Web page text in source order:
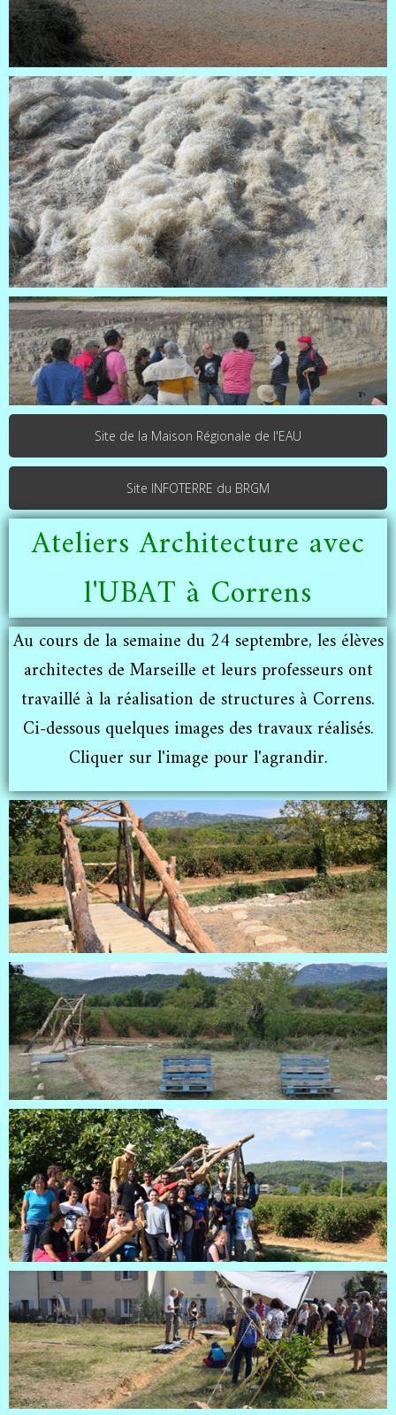
Site de la Maison Régionale de l'EAU
Site INFOTERRE du BRGM
Ateliers Architecture avec
l'UBAT à Correns
Au cours de la semaine du 24 septembre, les élèves
architectes de Marseille et leurs professeurs ont
travaillé à la réalisation de structures à Correns.
Ci-dessous quelques images des travaux réalisés.
Cliquer sur l'image pour l'agrandir.